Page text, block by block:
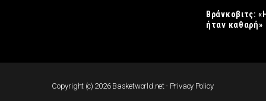
Βράνκοβιτς:
ήταν καθαρή»
Copyright (c) 2026 Basketworld.net - Privacy Policy